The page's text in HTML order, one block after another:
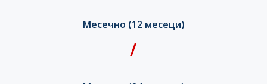
Месечно (12 месеци)
/